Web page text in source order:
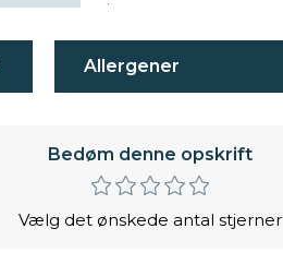
Allergener
Bedøm denne opskrift
Vælg det ønskede antal stjerner